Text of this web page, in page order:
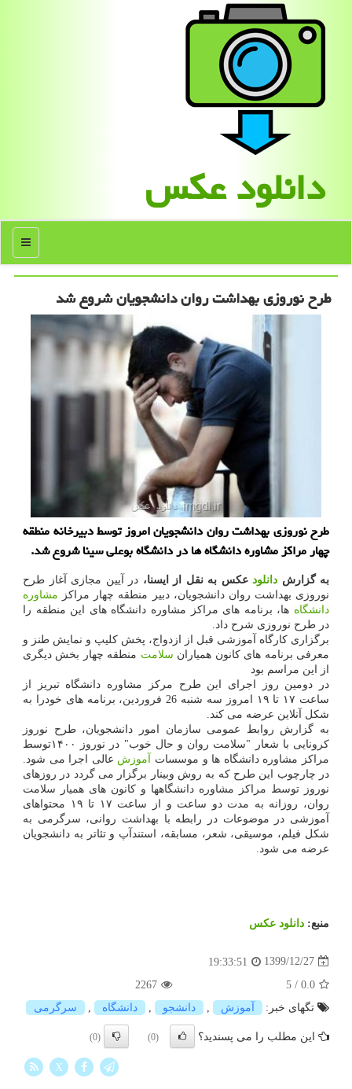
دانلود عكس
منو
طرح نوروزی بهداشت روان دانشجویان شروع شد
طرح نوروزی بهداشت روان دانشجویان امروز توسط دبیرخانه منطقه
چهار مراکز مشاوره دانشگاه ها در دانشگاه بوعلی سینا شروع شد.
به گزارش دانلود عکس به نقل از ایسنا، در آیین مجازی آغاز طرح
نوروزی بهداشت روان دانشجویان، دبیر منطقه چهار مراکز مشاوره
دانشگاه ها، برنامه های مراکز مشاوره دانشگاه های این منطقه را
در طرح نوروزی شرح داد.
برگزاری کارگاه آموزشی قبل از ازدواج، پخش کلیپ و نمایش طنز و
معرفی برنامه های کانون همیاران سلامت منطقه چهار بخش دیگری
از این مراسم بود
در دومین روز اجرای این طرح مرکز مشاوره دانشگاه تبریز از
ساعت ۱۷ تا ۱۹ امروز سه شنبه 26 فروردین، برنامه های خودرا به
شکل آنلاین عرضه می کند.
به گزارش روابط عمومی سازمان امور دانشجویان، طرح نوروز
کرونایی با شعار "سلامت روان و حال خوب" در نوروز ۱۴۰۰توسط
مراکز مشاوره دانشگاه ها و موسسات
آموزش عالی اجرا می شود.
در چارچوب این طرح که به روش وبینار برگزار می گردد در روزهای
نوروز توسط مراکز مشاوره دانشگاهها و کانون های همیار سلامت
روان، روزانه به مدت دو ساعت و از ساعت ۱۷ تا ۱۹ محتواهای
آموزشی در موضوعات در رابطه با بهداشت روانی، سرگرمی به
شکل فیلم، موسیقی، شعر، مسابقه، استندآپ و تئاتر به دانشجویان
عرضه می شود.
منبع: دانلود عكس
1399/12/27
19:33:51
0.0
/
5
2267
تگهای خبر:
آموزش , دانشجو , دانشگاه , سرگرمی
این مطلب را می پسندید؟ (0)
(0)
X